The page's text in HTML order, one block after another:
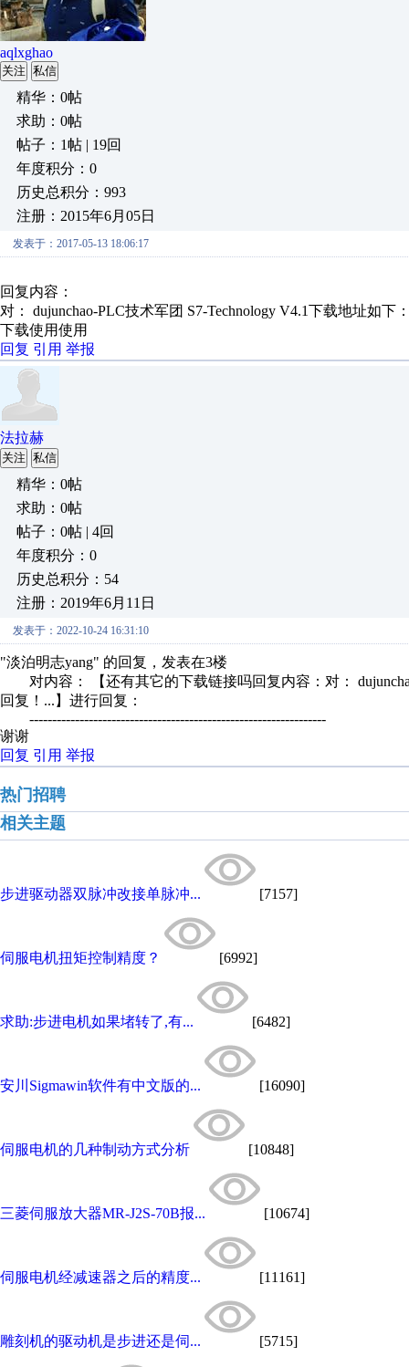
aqlxghao
关注 私信
精华：0帖
求助：0帖
帖子：1帖 | 19回
年度积分：0
历史总积分：993
注册：2015年6月05日
发表于：2017-05-13 18:06:17
回复内容：
对： dujunchao-PLC技术军团 S7-Technology V4.1下载地址如下
下载使用使用
回复 引用 举报
法拉赫
关注 私信
精华：0帖
求助：0帖
帖子：0帖 | 4回
年度积分：0
历史总积分：54
注册：2019年6月11日
发表于：2022-10-24 16:31:10
"淡泊明志yang" 的回复，发表在3楼
对内容： 【还有其它的下载链接吗回复内容：对：
回复！...】进行回复：
-----------------------------------------------------------------
谢谢
回复 引用 举报
热门招聘
相关主题
步进驱动器双脉冲改接单脉冲... [7157]
伺服电机扭矩控制精度？ [6992]
求助:步进电机如果堵转了,有... [6482]
安川Sigmawin软件有中文版的... [16090]
伺服电机的几种制动方式分析 [10848]
三菱伺服放大器MR-J2S-70B报... [10674]
伺服电机经减速器之后的精度... [11161]
雕刻机的驱动机是步进还是伺... [5715]